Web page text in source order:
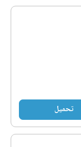
تحميل